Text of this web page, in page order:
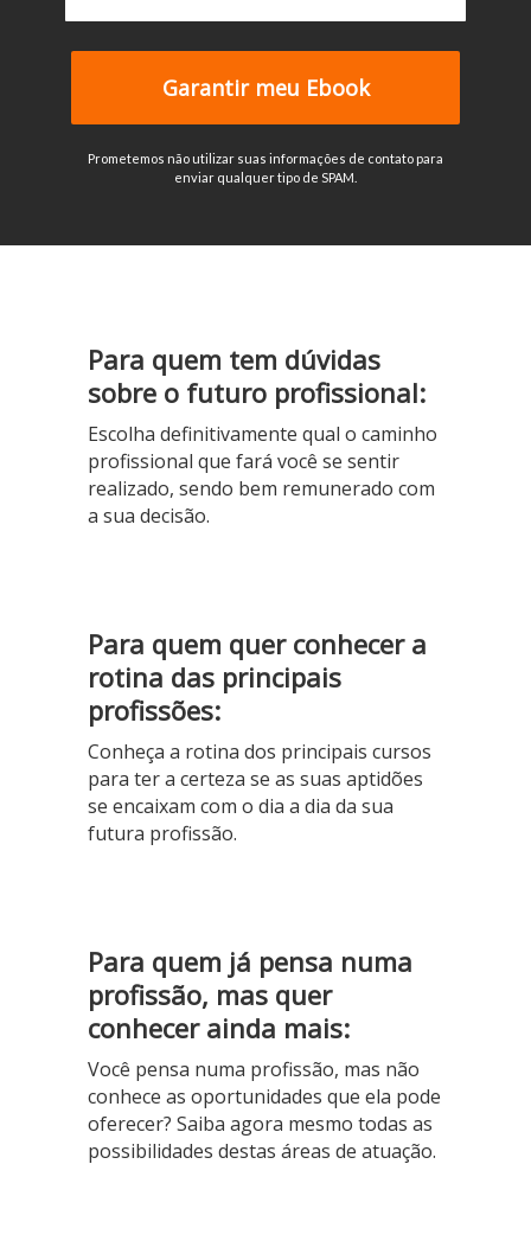
Garantir meu Ebook
Prometemos não utilizar suas informações de contato para
enviar qualquer tipo de SPAM.
Para quem tem dúvidas
sobre o futuro profissional:
Escolha definitivamente qual o caminho
profissional que fará você se sentir
realizado, sendo bem remunerado com
a sua decisão.
Para quem quer conhecer a
rotina das principais
profissões:
Conheça a rotina dos principais cursos
para ter a certeza se as suas aptidões
se encaixam com o dia a dia da sua
futura profissão.
Para quem já pensa numa
profissão, mas quer
conhecer ainda mais:
Você pensa numa profissão, mas não
conhece as oportunidades que ela pode
oferecer? Saiba agora mesmo todas as
possibilidades destas áreas de atuação.